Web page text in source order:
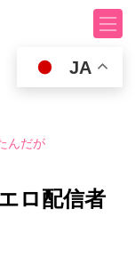
JA
んだが
ロ配信者